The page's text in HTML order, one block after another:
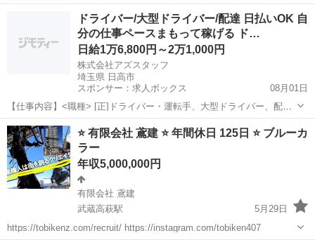
説明させていただきます。 応募資格 ・普通免許必須（大型免許あれば
尚可） ・長期出張可能な方（寮完備） 給与 月給 300000円〜 資格保
持者の場合（電気...
土木 太陽光パネル
ドライバー/大型ドライバー/配達 日払いOK 自
分の仕事ペースまもって稼げる ド…
日給1万6,800円～2万1,000円
株式会社アズスタッフ
埼玉県 日高市
スポンサー：求人ボックス
08月01日
【仕事内容】<職種> [正]ドライバー・運転手、大型ドライバー、配
達・配送・宅配便 <雇用形態> 正社員 <給与> [正]日給16,800円～
21,000円 交通費:一部支給 交通費規定支給(500～1000円/1日) <収入イ
メ...
正社員
⭐️ 有限会社 鳶建 ⭐️ 年間休日 125日 ⭐️ ブルーカ
ラー
年収5,000,000円
有限会社 鳶建
武蔵高萩駅
5月29日
https://tobikenz.com/recruit/ https://instagram.com/tobiken407